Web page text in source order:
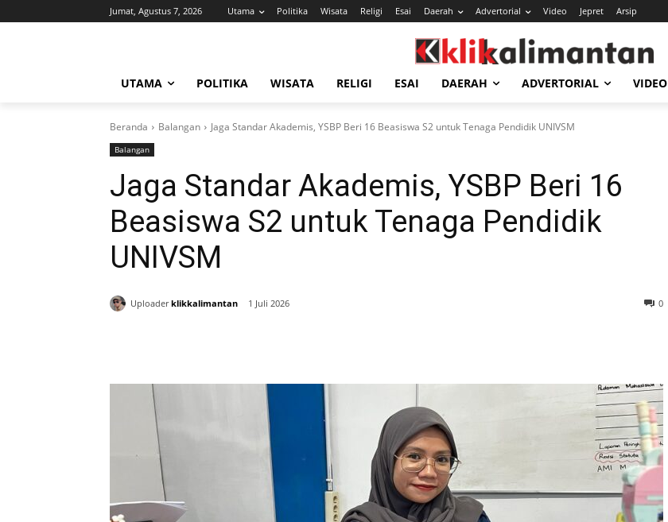
Jumat, Agustus 7, 2026 Utama Politika Wisata Religi Esai Daerah Advertorial Video Jepret Arsip
UTAMA POLITIKA WISATA RELIGI ESAI DAERAH ADVERTORIAL VIDEO
Beranda Balangan Jaga Standar Akademis, YSBP Beri 16 Beasiswa S2 untuk Tenaga Pendidik UNIVSM
Balangan
Jaga Standar Akademis, YSBP Beri 16
Beasiswa S2 untuk Tenaga Pendidik
UNIVSM
Uploader klikkalimantan 1 Juli 2026 0